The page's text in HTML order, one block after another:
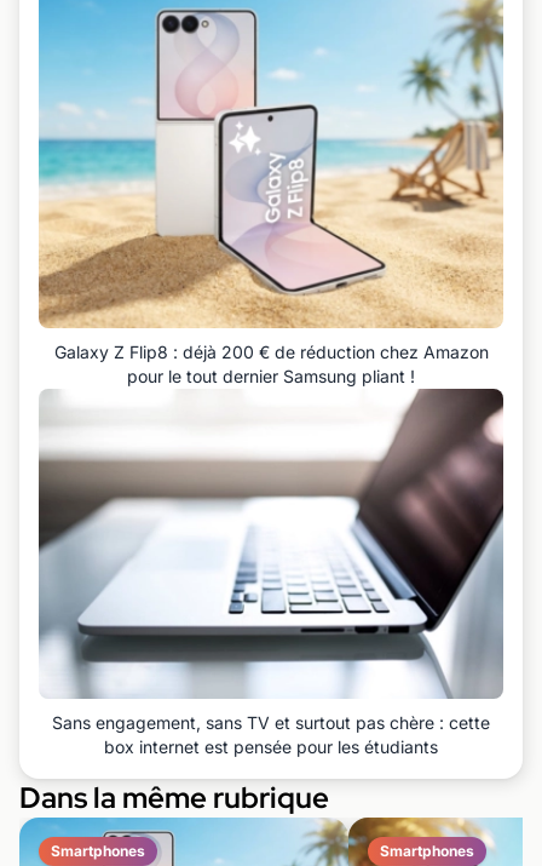
Galaxy Z Flip8 : déjà 200 € de réduction chez Amazon
pour le tout dernier Samsung pliant !
Sans engagement, sans TV et surtout pas chère : cette
box internet est pensée pour les étudiants
Dans la même rubrique
Smartphones Smartphones